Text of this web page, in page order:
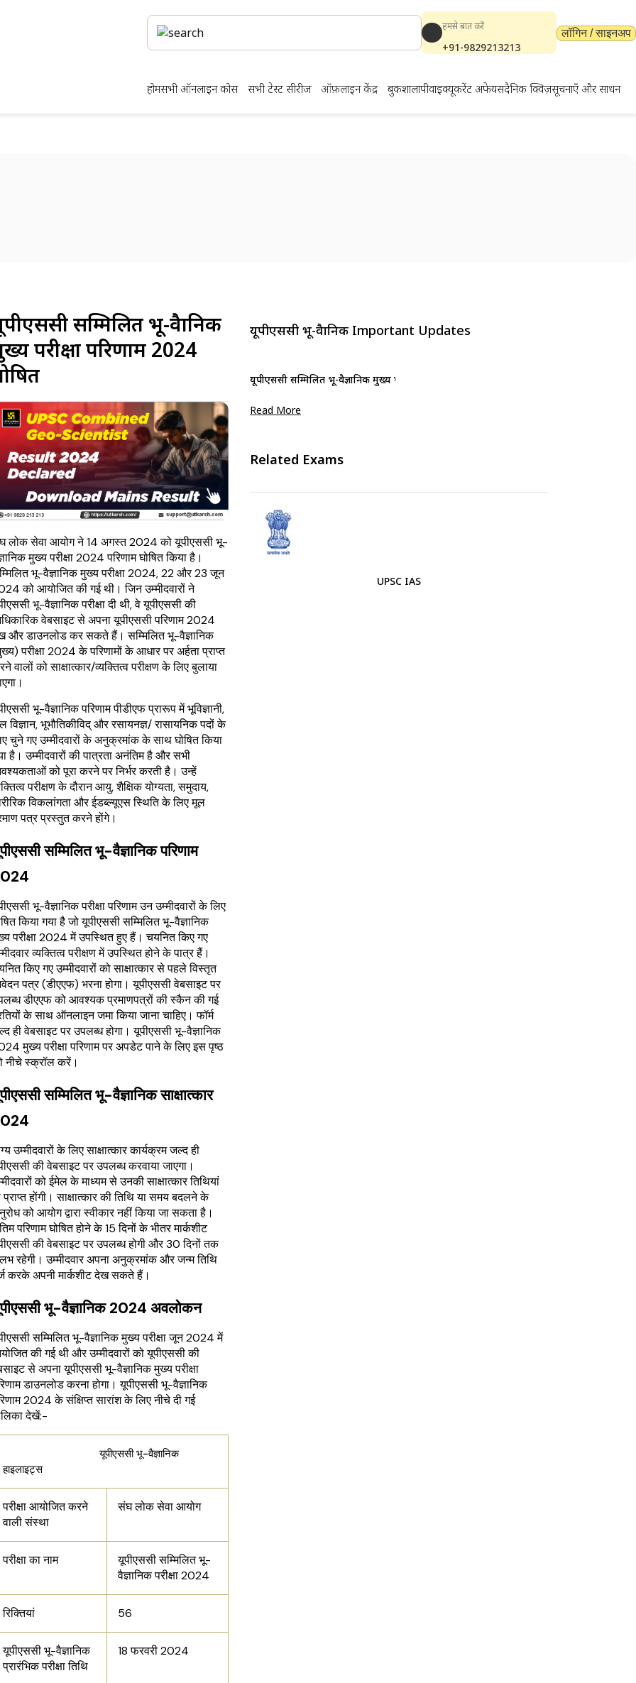
हमसे बात करें
+91-9829213213
लॉगिन / साइनअप
होमसभी ऑनलाइन कोर्स सभी टेस्ट सीरीज ऑफ़लाइन केंद्र बुकशालापीवाईक्यूकरेंट अफेयर्सदैनिक क्विज़सूचनाएँ और साधन
सम्मिलित भू-वैज्ञानिक
परीक्षा परिणाम 2024
लोक सेवा आयोग ने 14 अगस्त 2024 को यूपीएससी भू-
मुख्य परीक्षा 2024 परिणाम घोषित किया है।
भू-वैज्ञानिक मुख्य परीक्षा 2024, 22 और 23 जून
को आयोजित की गई थी। जिन उम्मीदवारों ने
भू-वैज्ञानिक परीक्षा दी थी, वे यूपीएससी की
वेबसाइट से अपना यूपीएससी परिणाम 2024
और डाउनलोड कर सकते हैं। सम्मिलित भू-वैज्ञानिक
परीक्षा 2024 के परिणामों के आधार पर अर्हता प्राप्त
वालों को साक्षात्कार/व्यक्तित्व परीक्षण के लिए बुलाया
भू-वैज्ञानिक परिणाम पीडीएफ प्रारूप में भूविज्ञानी,
विज्ञान, भूभौतिकीविद् और रसायनज्ञ/ रासायनिक पदों के
चुने गए उम्मीदवारों के अनुक्रमांक के साथ घोषित किया
है। उम्मीदवारों की पात्रता अनंतिम है और सभी
को पूरा करने पर निर्भर करती है। उन्हें
परीक्षण के दौरान आयु, शैक्षिक योग्यता, समुदाय,
विकलांगता और ईडब्ल्यूएस स्थिति के लिए मूल
पत्र प्रस्तुत करने होंगे।
सम्मिलित भू-वैज्ञानिक परिणाम
भू-वैज्ञानिक परीक्षा परिणाम उन उम्मीदवारों के लिए
किया गया है जो यूपीएससी सम्मिलित भू-वैज्ञानिक
परीक्षा 2024 में उपस्थित हुए हैं। चयनित किए गए
व्यक्तित्व परीक्षण में उपस्थित होने के पात्र हैं।
किए गए उम्मीदवारों को साक्षात्कार से पहले विस्तृत
पत्र (डीएएफ) भरना होगा। यूपीएससी वेबसाइट पर
डीएएफ को आवश्यक प्रमाणपत्रों की स्कैन की गई
के साथ ऑनलाइन जमा किया जाना चाहिए। फॉर्म
ही वेबसाइट पर उपलब्ध होगा। यूपीएससी भू-वैज्ञानिक
मुख्य परीक्षा परिणाम पर अपडेट पाने के लिए इस पृष्ठ
नीचे स्क्रॉल करें।
सम्मिलित भू-वैज्ञानिक साक्षात्कार
उम्मीदवारों के लिए साक्षात्कार कार्यक्रम जल्द ही
की वेबसाइट पर उपलब्ध करवाया जाएगा।
को ईमेल के माध्यम से उनकी साक्षात्कार तिथियां
प्राप्त होंगी। साक्षात्कार की तिथि या समय बदलने के
को आयोग द्वारा स्वीकार नहीं किया जा सकता है।
परिणाम घोषित होने के 15 दिनों के भीतर मार्कशीट
की वेबसाइट पर उपलब्ध होगी और 30 दिनों तक
रहेगी। उम्मीदवार अपना अनुक्रमांक और जन्म तिथि
करके अपनी मार्कशीट देख सकते हैं।
भू-वैज्ञानिक 2024 अवलोकन
सम्मिलित भू-वैज्ञानिक मुख्य परीक्षा जून 2024 में
की गई थी और उम्मीदवारों को यूपीएससी की
से अपना यूपीएससी भू-वैज्ञानिक मुख्य परीक्षा
डाउनलोड करना होगा। यूपीएससी भू-वैज्ञानिक
2024 के संक्षिप्त सारांश के लिए नीचे दी गई
देखें:-
यूपीएससी भू-वैज्ञानिक
हाइलाइट्स
परीक्षा आयोजित करने
वाली संस्था
संघ लोक सेवा आयोग
परीक्षा का नाम
यूपीएससी सम्मिलित भू-
वैज्ञानिक परीक्षा 2024
रिक्तियां 56
यूपीएससी भू-वैज्ञानिक
प्रारंभिक परीक्षा तिथि
18 फरवरी 2024
यूपीएससी भू-वैज्ञानिक Important Updates
यूपीएससी सम्मिलित भू-वैज्ञानिक मुख्य परीक्षा तिथि 2024 घोषित
Read More
Related Exams
UPSC IAS